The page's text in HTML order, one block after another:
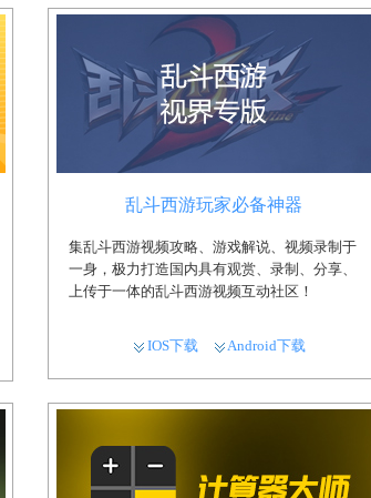
乱斗西游玩家必备神器
集乱斗西游视频攻略、游戏解说、视频录制于
一身，极力打造国内具有观赏、录制、分享、
上传于一体的乱斗西游视频互动社区！
IOS下载 Android下载